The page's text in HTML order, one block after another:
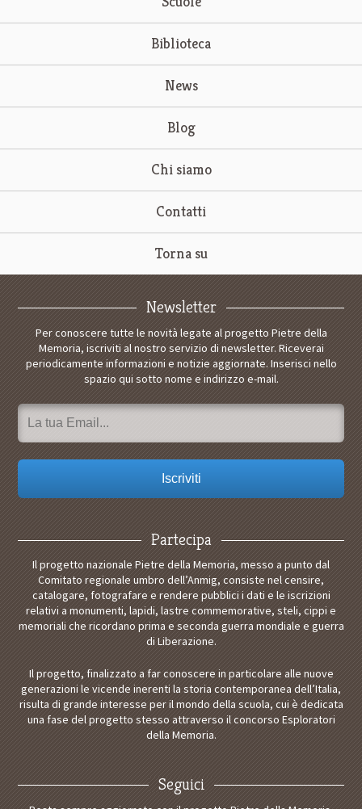
Biblioteca
News
Blog
Chi siamo
Contatti
Torna su
Newsletter
Per conoscere tutte le novità legate al progetto Pietre della
Memoria, iscriviti al nostro servizio di newsletter. Riceverai
periodicamente informazioni e notizie aggiornate. Inserisci nello
spazio qui sotto nome e indirizzo e-mail.
Partecipa
Il progetto nazionale Pietre della Memoria, messo a punto dal
Comitato regionale umbro dell’Anmig, consiste nel censire,
catalogare, fotografare e rendere pubblici i dati e le iscrizioni
relativi a monumenti, lapidi, lastre commemorative, steli, cippi e
memoriali che ricordano prima e seconda guerra mondiale e guerra
di Liberazione.
Il progetto, finalizzato a far conoscere in particolare alle nuove
generazioni le vicende inerenti la storia contemporanea dell’Italia,
risulta di grande interesse per il mondo della scuola, cui è dedicata
una fase del progetto stesso attraverso il concorso Esploratori
della Memoria.
Seguici